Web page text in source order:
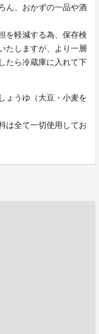
ん、おかずの一品や酒
を軽減する為、保存検
たしますが、より一層
たら冷蔵庫に入れて下
ょうゆ（大豆・小麦を
は全て一切使用してお